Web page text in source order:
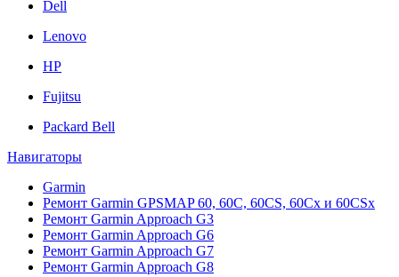
Dell
Lenovo
HP
Fujitsu
Packard Bell
Навигаторы
Garmin
Ремонт Garmin GPSMAP 60, 60C, 60CS, 60Cx и 60CSx
Ремонт Garmin Approach G3
Ремонт Garmin Approach G6
Ремонт Garmin Approach G7
Ремонт Garmin Approach G8